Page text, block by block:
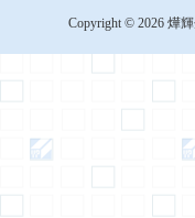
Copyright © 2026 燁